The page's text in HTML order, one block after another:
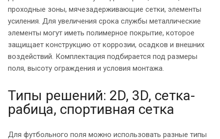
проходные зоны, мячезадерживающие сетки, элементы
усиления. Для увеличения срока службы металлические
элементы могут иметь полимерное покрытие, которое
защищает конструкцию от коррозии, осадков и внешних
воздействий. Комплектация подбирается под размеры
поля, высоту ограждения и условия монтажа.
Типы решений: 2D, 3D, сетка-
рабица, спортивная сетка
Для футбольного поля можно использовать разные типы